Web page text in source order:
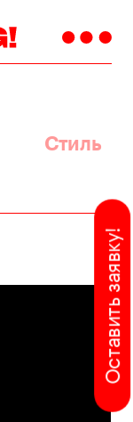
Стиль
Оставить заявку!